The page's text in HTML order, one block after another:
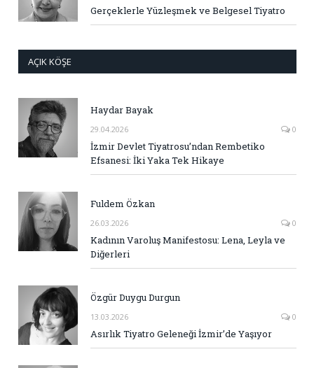
Gerçeklerle Yüzleşmek ve Belgesel Tiyatro
AÇIK KÖŞE
Haydar Bayak
29.04.2026 0
İzmir Devlet Tiyatrosu’ndan Rembetiko
Efsanesi: İki Yaka Tek Hikaye
Fuldem Özkan
26.03.2026 0
Kadının Varoluş Manifestosu: Lena, Leyla ve
Diğerleri
Özgür Duygu Durgun
13.03.2026 0
Asırlık Tiyatro Geleneği İzmir’de Yaşıyor